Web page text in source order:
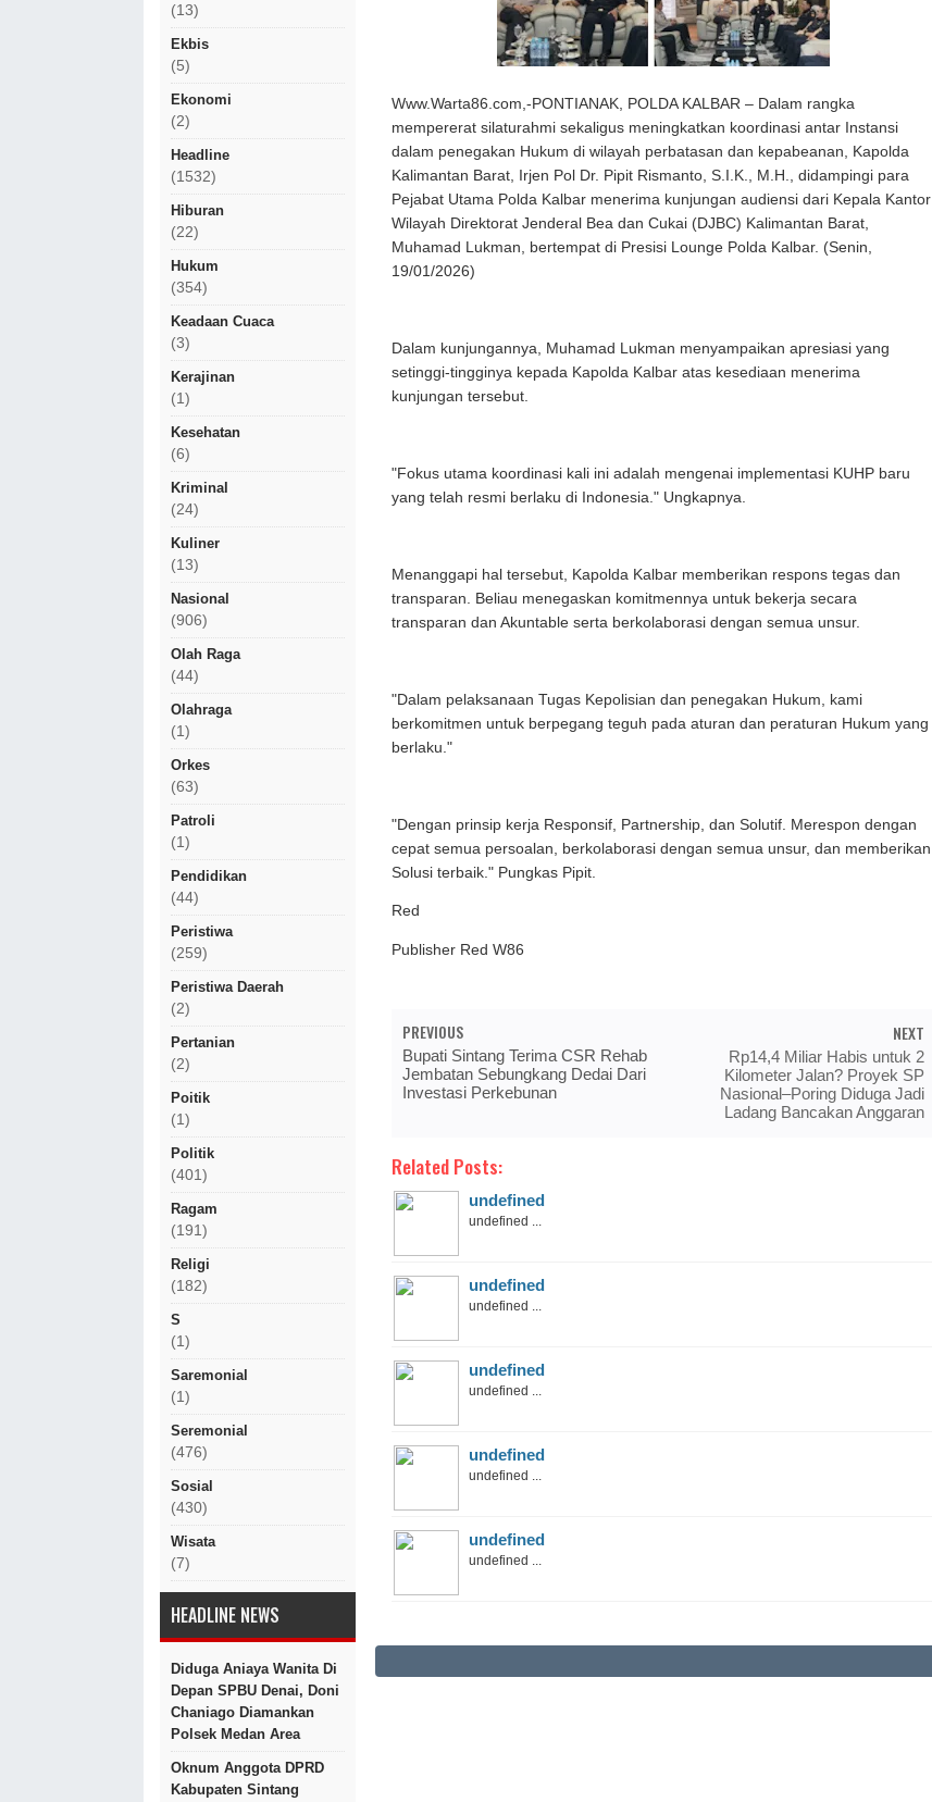
(13)
Ekbis
(5)
Ekonomi
(2)
Headline
(1532)
Hiburan
(22)
Hukum
(354)
Keadaan Cuaca
(3)
Kerajinan
(1)
Kesehatan
(6)
Kriminal
(24)
Kuliner
(13)
Nasional
(906)
Olah Raga
(44)
Olahraga
(1)
Orkes
(63)
Patroli
(1)
Pendidikan
(44)
Peristiwa
(259)
Peristiwa Daerah
(2)
Pertanian
(2)
Poitik
(1)
Politik
(401)
Ragam
(191)
Religi
(182)
S
(1)
Saremonial
(1)
Seremonial
(476)
Sosial
(430)
Wisata
(7)
HEADLINE NEWS
Diduga Aniaya Wanita Di
Depan SPBU Denai, Doni
Chaniago Diamankan
Polsek Medan Area
Oknum Anggota DPRD
Kabupaten Sintang
Www.Warta86.com,-PONTIANAK, POLDA KALBAR – Dalam rangka
mempererat silaturahmi sekaligus meningkatkan koordinasi antar Instansi
dalam penegakan Hukum di wilayah perbatasan dan kepabeanan, Kapolda
Kalimantan Barat, Irjen Pol Dr. Pipit Rismanto, S.I.K., M.H., didampingi para
Pejabat Utama Polda Kalbar menerima kunjungan audiensi dari Kepala Kantor
Wilayah Direktorat Jenderal Bea dan Cukai (DJBC) Kalimantan Barat,
Muhamad Lukman, bertempat di Presisi Lounge Polda Kalbar. (Senin,
19/01/2026)
Dalam kunjungannya, Muhamad Lukman menyampaikan apresiasi yang
setinggi-tingginya kepada Kapolda Kalbar atas kesediaan menerima
kunjungan tersebut.
"Fokus utama koordinasi kali ini adalah mengenai implementasi KUHP baru
yang telah resmi berlaku di Indonesia." Ungkapnya.
Menanggapi hal tersebut, Kapolda Kalbar memberikan respons tegas dan
transparan. Beliau menegaskan komitmennya untuk bekerja secara
transparan dan Akuntable serta berkolaborasi dengan semua unsur.
"Dalam pelaksanaan Tugas Kepolisian dan penegakan Hukum, kami
berkomitmen untuk berpegang teguh pada aturan dan peraturan Hukum yang
berlaku."
"Dengan prinsip kerja Responsif, Partnership, dan Solutif. Merespon dengan
cepat semua persoalan, berkolaborasi dengan semua unsur, dan memberikan
Solusi terbaik." Pungkas Pipit.
Red
Publisher Red W86
PREVIOUS
Bupati Sintang Terima CSR Rehab
Jembatan Sebungkang Dedai Dari
Investasi Perkebunan
NEXT
Rp14,4 Miliar Habis untuk 2
Kilometer Jalan? Proyek SP
Nasional–Poring Diduga Jadi
Ladang Bancakan Anggaran
Related Posts:
undefined
undefined ...
undefined
undefined ...
undefined
undefined ...
undefined
undefined ...
undefined
undefined ...